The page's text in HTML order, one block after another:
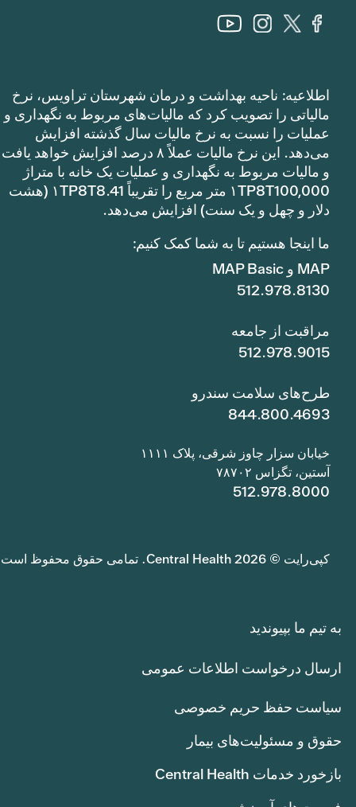
اطلاعیه: ناحیه بهداشت و درمان شهرستان تراویس، نرخ
مالیاتی را تصویب کرد که مالیات‌های مربوط به نگهداری و
عملیات را نسبت به نرخ مالیات سال گذشته افزایش
می‌دهد. این نرخ مالیات عملاً ۸ درصد افزایش خواهد یافت
و مالیات مربوط به نگهداری و عملیات یک خانه با متراژ
۱TP8T100,000 متر مربع را تقریباً ۱TP8T8.41 (هشت
دلار و چهل و یک سنت) افزایش می‌دهد.
ما اینجا هستیم تا به شما کمک کنیم:
MAP و MAP Basic
512.978.8130
مراقبت از جامعه
512.978.9015
طرح‌های سلامت سندرو
844.800.4693
خیابان سزار چاوز شرقی، پلاک ۱۱۱۱
آستین، تگزاس ۷۸۷۰۲
512.978.8000
کپی‌رایت © 2026 Central Health. تمامی حقوق محفوظ است.
به تیم ما بپیوندید
ارسال درخواست اطلاعات عمومی
سیاست حفظ حریم خصوصی
حقوق و مسئولیت‌های بیمار
بازخورد خدمات Central Health